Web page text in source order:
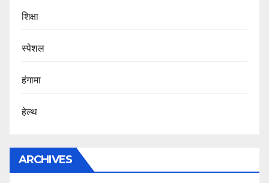
शिक्षा
स्पेशल
हंगामा
हेल्थ
ARCHIVES